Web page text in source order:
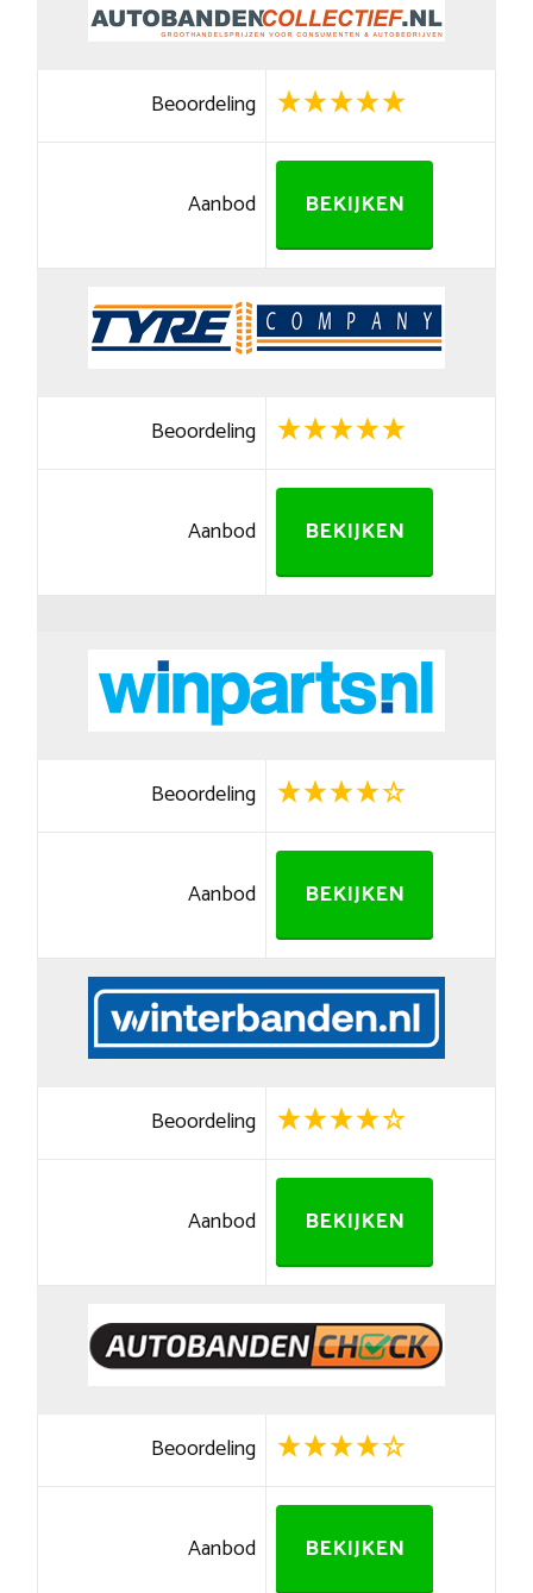
Beoordeling
Aanbod BEKIJKEN
Beoordeling
Aanbod BEKIJKEN
Beoordeling
Aanbod BEKIJKEN
Beoordeling
Aanbod BEKIJKEN
Beoordeling
Aanbod BEKIJKEN